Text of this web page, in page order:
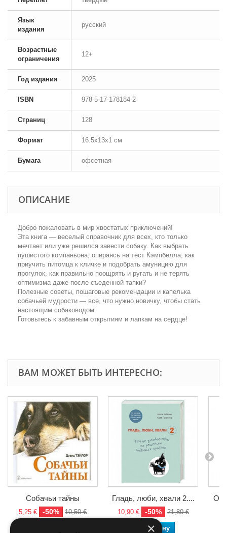
Язык
издания
русский
Возрастные
ограничения
12+
Год издания 2025
ISBN 978-5-17-178184-2
Страниц 128
Формат 16.5x13x1 см
Бумага офсетная
ОПИСАНИЕ
Добро пожаловать в мир хвостатых приключений!
Эта книга — веселый справочник для всех, кто только
мечтает или уже решился завести собаку. Как выбрать
пушистого компаньона, опираясь на тест Кэмпбелла, как
приучить питомца к кличке и подобрать амуницию для
прогулок, как правильно поощрять и ругать и не терять
оптимизма даже после съеденной тапки?
Полезные советы, пошаговые рекомендации и капелька
собачьей мудрости — все, что нужно новичку, чтобы стать
настоящим собаководом.
Готовьтесь к забавным открытиям и лапкам на сердце!
ВАМ МОЖЕТ БЫТЬ ИНТЕРЕСНО:
Собачьи тайны
5,25 € -50% 10,50 €
Гладь, люби, хвали 2....
10,90 € -50% 21,80 €
В корзину
×